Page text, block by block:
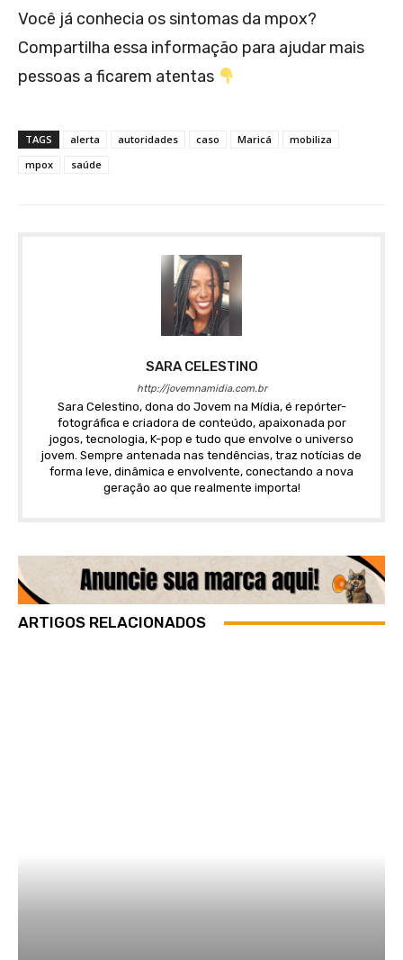
Você já conhecia os sintomas da mpox?
Compartilha essa informação para ajudar mais
pessoas a ficarem atentas
TAGS alerta autoridades caso Maricá
mobiliza
mpox
saúde
SARA CELESTINO
http://jovemnamidia.com.br
Sara Celestino, dona do Jovem na Mídia, é repórter-
fotográfica e criadora de conteúdo, apaixonada por
jogos, tecnologia, K-pop e tudo que envolve o universo
jovem. Sempre antenada nas tendências, traz notícias de
forma leve, dinâmica e envolvente, conectando a nova
geração ao que realmente importa!
ARTIGOS RELACIONADOS